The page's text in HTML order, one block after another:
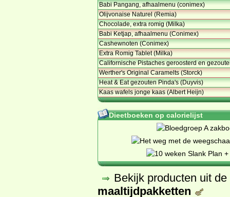
Babi Pangang, afhaalmenu (conimex)
Olijvonaise Naturel (Remia)
Chocolade, extra romig (Milka)
Babi Ketjap, afhaalmenu (Conimex)
Cashewnoten (Conimex)
Extra Romig Tablet (Milka)
Californische Pistaches geroosterd en
Werther's Original Caramelts (Storck)
Heat & Eat gezouten Pinda's (Duyvis)
Kaas wafels jonge kaas (Albert Heijn)
Dieetboeken op calorielijst
Bekijk producten uit
maaltijdpakketten